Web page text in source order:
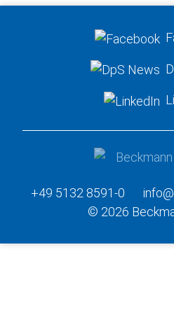
+49 5132 8591-0
© 2026